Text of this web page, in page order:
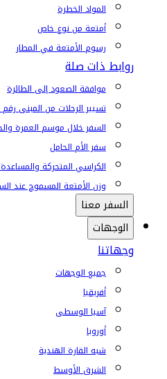
المواد الخطرة
أمتعة من نوع خاص
رسوم الأمتعة في المطار
روابط ذات صلة
موافقة الصعود إلى الطائرة
تسيير الرحلات من المبنى رقم 3 (DXB)
السفر خلال موسم العمرة
سفر الأم الحامل
الكراسي المتحركة
وزن الأمتعة المسموح عند
السفر معنا
الوجهات
وجهاتنا
جميع الوجهات
أفريقيا
آسيا الوسطى
أوروبا
شبه القارة الهندية
الشرق الأوسط